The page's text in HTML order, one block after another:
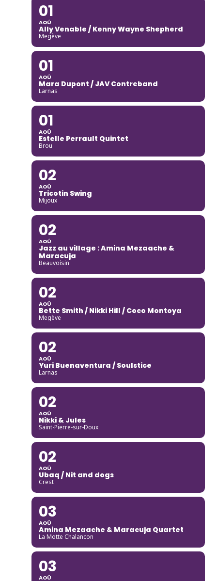
01
AOÛ
Ally Venable / Kenny Wayne Shepherd
Megève
01
AOÛ
Mara Dupont / JAV Contreband
Larnas
01
AOÛ
Estelle Perrault Quintet
Brou
02
AOÛ
Tricotin Swing
Mijoux
02
AOÛ
Jazz au village : Amina Mezaache &
Maracuja
Beauvoisin
02
AOÛ
Bette Smith / Nikki Hill / Coco Montoya
Megève
02
AOÛ
Yuri Buenaventura / Soulstice
Larnas
02
AOÛ
Nikki & Jules
Saint-Pierre-sur-Doux
02
AOÛ
Ubaq / Nit and dogs
Crest
03
AOÛ
Amina Mezaache & Maracuja Quartet
La Motte Chalancon
03
AOÛ